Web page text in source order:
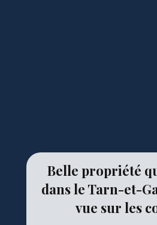
Belle propriété
dans le Tarn-et-
vue sur les